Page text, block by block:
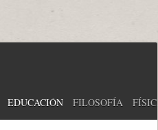
EDUCACIÓN FILOSOFÍA